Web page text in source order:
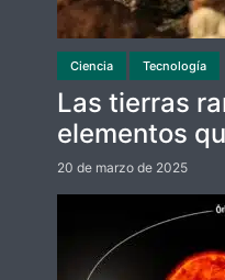
Ciencia Tecnología
Las tierras
elementos
20 de marzo de 2025